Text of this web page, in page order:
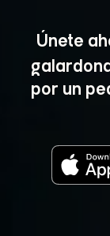
Únete
por un